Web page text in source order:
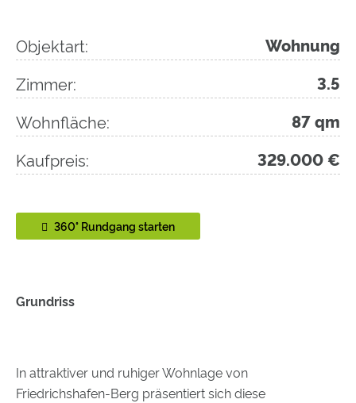
Objektart: Wohnung
Zimmer: 3.5
Wohnfläche: 87 qm
Kaufpreis: 329.000 €
360° Rundgang starten
Grundriss
In attraktiver und ruhiger Wohnlage von
Friedrichshafen-Berg präsentiert sich diese